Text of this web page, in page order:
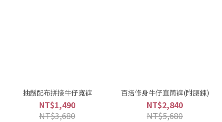
抽鬚配布拼接牛仔寬褲
NT$1,490
NT$3,680
百搭修身牛仔直筒褲(附腰鍊)
NT$2,840
NT$5,680